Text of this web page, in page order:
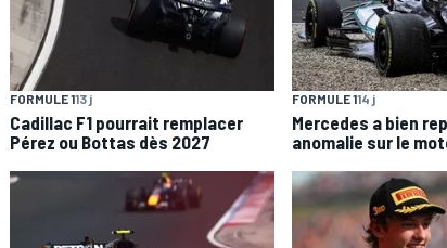
FORMULE 113 j
Cadillac F1 pourrait remplacer
Pérez ou Bottas dès 2027
FORMULE 114 j
Mercedes a bien
anomalie sur le